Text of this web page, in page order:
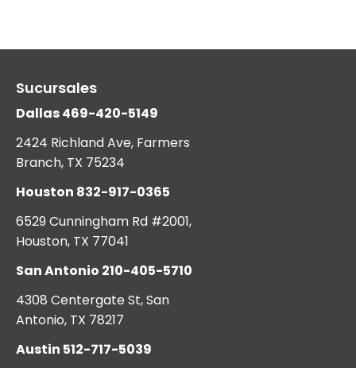
Sucursales
Dallas469-420-5149
2424 Richland Ave, Farmers
Branch, TX 75234
Houston 832-917-0365
6529 Cunningham Rd #2001,
Houston, TX 77041
San Antonio 210-405-5710
4308 Centergate St, San
Antonio, TX 78217
Austin 512-717-5039